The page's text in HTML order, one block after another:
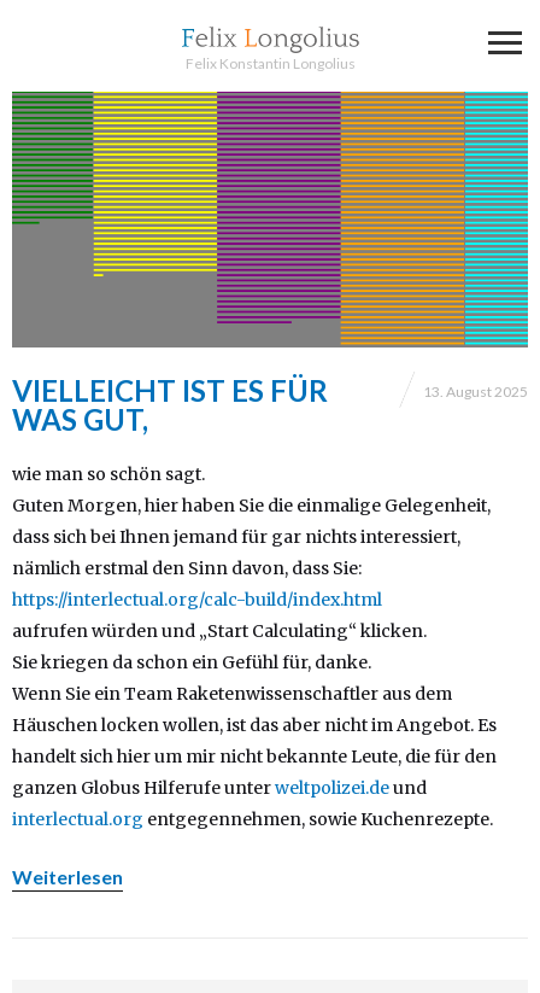
Felix Konstantin Longolius
VIELLEICHT IST ES FÜR
WAS GUT,
13. August 2025
wie man so schön sagt.
Guten Morgen, hier haben Sie die einmalige Gelegenheit,
dass sich bei Ihnen jemand für gar nichts interessiert,
nämlich erstmal den Sinn davon, dass Sie:
https://interlectual.org/calc-build/index.html
aufrufen würden und „Start Calculating“ klicken.
Sie kriegen da schon ein Gefühl für, danke.
Wenn Sie ein Team Raketenwissenschaftler aus dem
Häuschen locken wollen, ist das aber nicht im Angebot. Es
handelt sich hier um mir nicht bekannte Leute, die für den
ganzen Globus Hilferufe unterweltpolizei.deund
interlectual.org entgegennehmen, sowie Kuchenrezepte.
Weiterlesen